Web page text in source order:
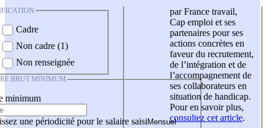
Cadre
Non cadre (1)
Non renseignée
BRUT MINIMUM
minimum
une périodicité pour le salaire saisi
par France travail,
Cap emploi et ses
partenaires pour ses
actions concrètes en
faveur du recrutement,
de l’intégration et de
l’accompagnement de
ses collaborateurs en
situation de handicap.
Pour en savoir plus,
consultez cet article.